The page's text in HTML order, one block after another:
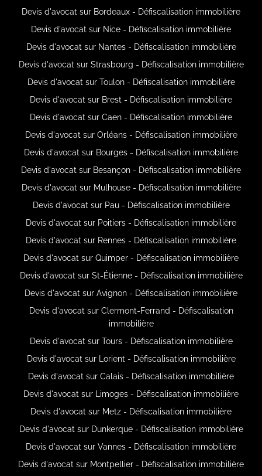
Devis d'avocat sur Bordeaux - Défiscalisation immobilière
Devis d'avocat sur Nice - Défiscalisation immobilière
Devis d'avocat sur Nantes - Défiscalisation immobilière
Devis d'avocat sur Strasbourg - Défiscalisation immobilière
Devis d'avocat sur Toulon - Défiscalisation immobilière
Devis d'avocat sur Brest - Défiscalisation immobilière
Devis d'avocat sur Caen - Défiscalisation immobilière
Devis d'avocat sur Orléans - Défiscalisation immobilière
Devis d'avocat sur Bourges - Défiscalisation immobilière
Devis d'avocat sur Besançon - Défiscalisation immobilière
Devis d'avocat sur Mulhouse - Défiscalisation immobilière
Devis d'avocat sur Pau - Défiscalisation immobilière
Devis d'avocat sur Poitiers - Défiscalisation immobilière
Devis d'avocat sur Rennes - Défiscalisation immobilière
Devis d'avocat sur Quimper - Défiscalisation immobilière
Devis d'avocat sur St-Étienne - Défiscalisation immobilière
Devis d'avocat sur Avignon - Défiscalisation immobilière
Devis d'avocat sur Clermont-Ferrand - Défiscalisation
immobilière
Devis d'avocat sur Tours - Défiscalisation immobilière
Devis d'avocat sur Lorient - Défiscalisation immobilière
Devis d'avocat sur Calais - Défiscalisation immobilière
Devis d'avocat sur Limoges - Défiscalisation immobilière
Devis d'avocat sur Metz - Défiscalisation immobilière
Devis d'avocat sur Dunkerque - Défiscalisation immobilière
Devis d'avocat sur Vannes - Défiscalisation immobilière
Devis d'avocat sur Montpellier - Défiscalisation immobilière